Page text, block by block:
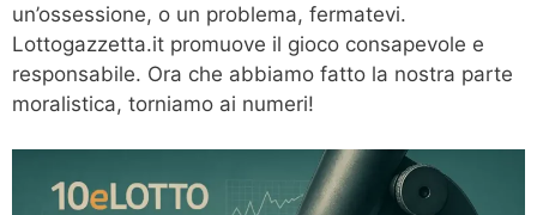
un’ossessione, o un problema, fermatevi.
Lottogazzetta.it promuove il gioco consapevole e
responsabile. Ora che abbiamo fatto la nostra parte
moralistica, torniamo ai numeri!